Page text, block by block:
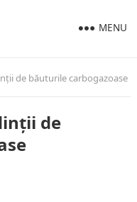
MENU
de băuturile carbogazoase
de